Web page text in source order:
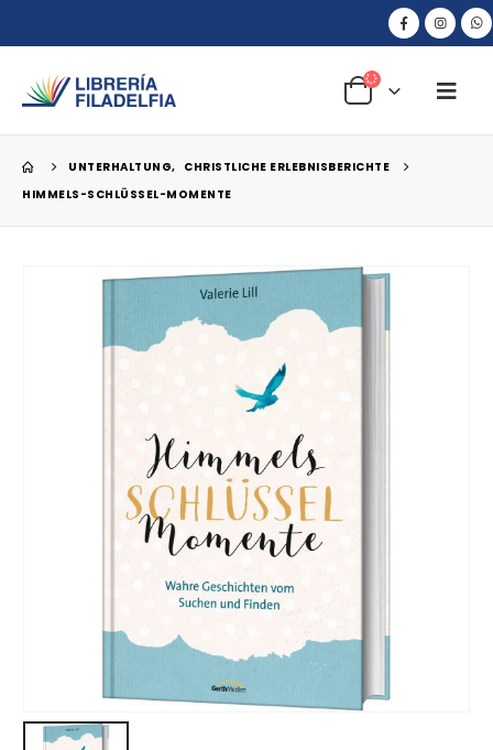
UNTERHALTUNG, CHRISTLICHE ERLEBNISBERICHTE
HIMMELS-SCHLÜSSEL-MOMENTE